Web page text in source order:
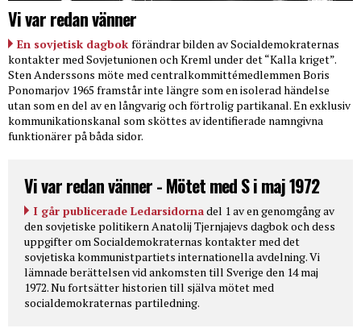
Vi var redan vänner
En sovjetisk dagbok förändrar bilden av Socialdemokraternas
kontakter med Sovjetunionen och Kreml under det “Kalla kriget”.
Sten Anderssons möte med centralkommittémedlemmen Boris
Ponomarjov 1965 framstår inte längre som en isolerad händelse
utan som en del av en långvarig och förtrolig partikanal. En exklusiv
kommunikationskanal som sköttes av identifierade namngivna
funktionärer på båda sidor.
Vi var redan vänner - Mötet med S i maj 1972
I går publicerade Ledarsidornadel 1 av en genomgång av
den sovjetiske politikern Anatolij Tjernjajevs dagbok och dess
uppgifter om Socialdemokraternas kontakter med det
sovjetiska kommunistpartiets internationella avdelning. Vi
lämnade berättelsen vid ankomsten till Sverige den 14 maj
1972. Nu fortsätter historien till själva mötet med
socialdemokraternas partiledning.